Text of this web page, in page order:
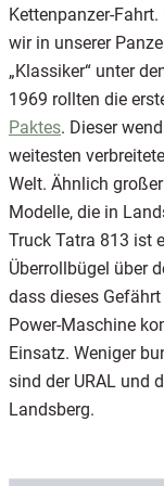
Kettenpanzer-
wir in unserer
„Klassiker“ unter
1969 rollten die
Paktes. Dieser
weitesten
Welt. Ähnlich
Modelle, die in
Truck Tatra 813 ist
Überrollbügel über
dass dieses
Power-Maschine
Einsatz. Weniger
sind der URAL und
Landsberg.